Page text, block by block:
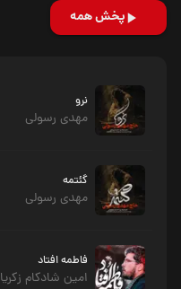
پخش همه
نرو
مهدی رسولی
گئتمه
مهدی رسولی
فاطمه افتاد
امین شادکام زکریا